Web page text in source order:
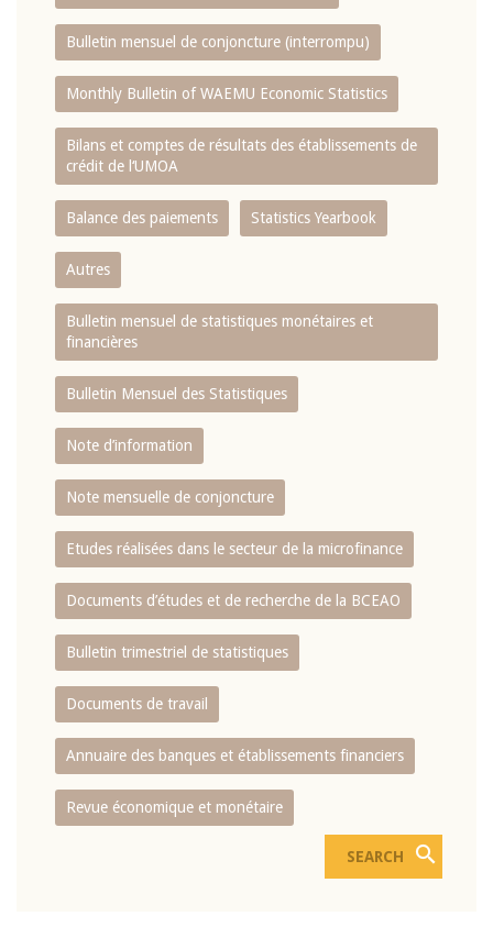
Bulletin mensuel de conjoncture (interrompu)
Monthly Bulletin of WAEMU Economic Statistics
Bilans et comptes de résultats des établissements de
crédit de l‘UMOA
Balance des paiements Statistics Yearbook
Autres
Bulletin mensuel de statistiques monétaires et
financières
Bulletin Mensuel des Statistiques
Note d’information
Note mensuelle de conjoncture
Etudes réalisées dans le secteur de la microfinance
Documents d’études et de recherche de la BCEAO
Bulletin trimestriel de statistiques
Documents de travail
Annuaire des banques et établissements financiers
Revue économique et monétaire